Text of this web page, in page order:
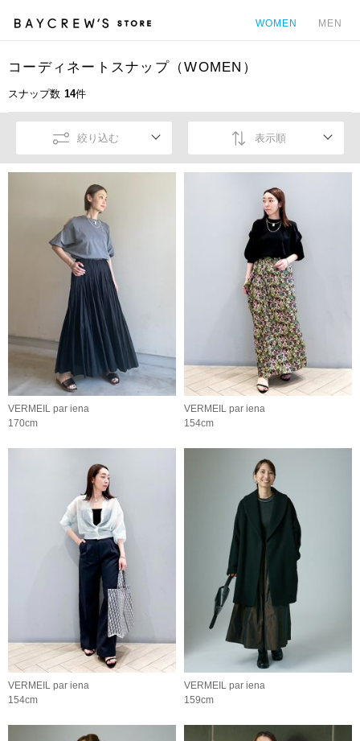
WOMEN MEN
コーディネートスナップ（WOMEN）
スナップ数 14件
絞り込む 表示順
VERMEIL par iena
170cm
VERMEIL par iena
154cm
VERMEIL par iena
154cm
VERMEIL par iena
159cm